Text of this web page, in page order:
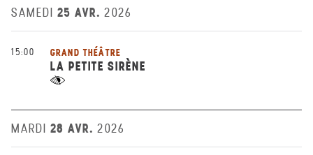
SAMEDI 25 AVR. 2026
15:00 GRAND THÉÂTRE
LA PETITE SIRÈNE
MARDI 28 AVR. 2026